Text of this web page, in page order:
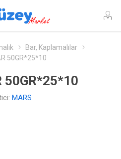
Bar, Kaplamalılar
50GR*25*10
50GR*25*10
MARS